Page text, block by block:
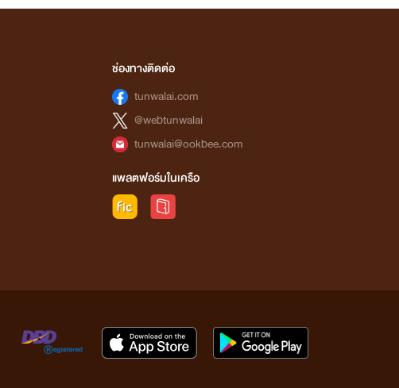
ช่องทางติดต่อ
tunwalai.com
@webtunwalai
tunwalai@ookbee.com
แพลตฟอร์มในเครือ